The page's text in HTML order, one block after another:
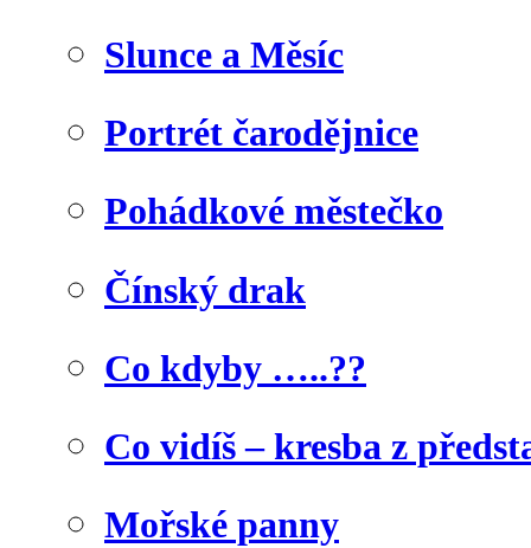
Slunce a Měsíc
Portrét čarodějnice
Pohádkové městečko
Čínský drak
Co kdyby …..??
Co vidíš – kresba z
Mořské panny